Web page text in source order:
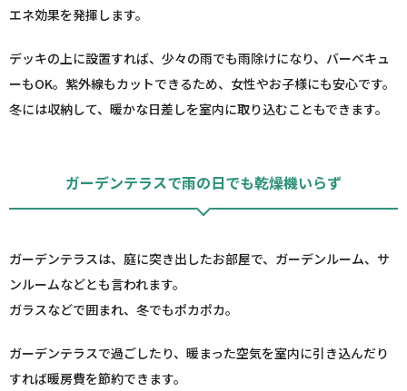
エネ効果を発揮します。
デッキの上に設置すれば、少々の雨でも雨除けになり、バーベキュ
ーもOK。紫外線もカットできるため、女性やお子様にも安心です。
冬には収納して、暖かな日差しを室内に取り込むこともできます。
ガーデンテラスで雨の日でも乾燥機いらず
ガーデンテラスは、庭に突き出したお部屋で、ガーデンルーム、サ
ンルームなどとも言われます。
ガラスなどで囲まれ、冬でもポカポカ。
ガーデンテラスで過ごしたり、暖まった空気を室内に引き込んだり
すれば暖房費を節約できます。